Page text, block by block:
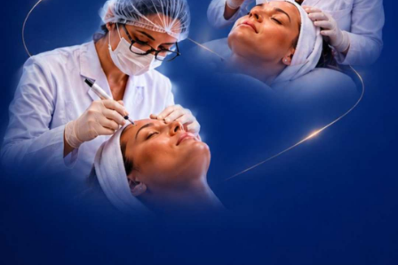
gestor.
Ademais, as ferramentas digitais da ITH facilitam o acesso a
conteúdos de alta complexidade em qualquer lugar do mundo. Por essa
razão, somos referência absoluta em flexibilidade sem abrir mão do
rigor acadêmico.
Reconhecimento nacional e inovação
educacional
Vale ressaltar que nossa excelência pedagógica é amplamente